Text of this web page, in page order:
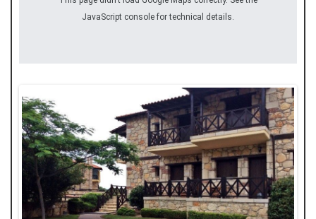
JavaScript console for technical details.